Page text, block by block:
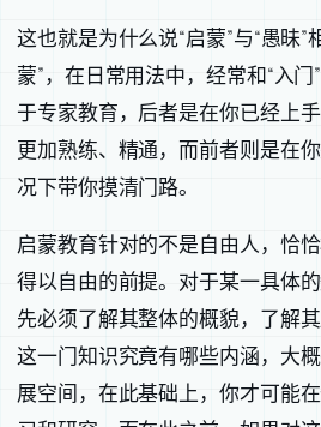
这也就是为什么说“启蒙”与“愚昧”
蒙”，在日常用法中，经常和“入
于专家教育，后者是在你已经上
更加熟练、精通，而前者则是在
况下带你摸清门路。
启蒙教育针对的不是自由人，恰
得以自由的前提。对于某一具体
先必须了解其整体的概貌，了解
这一门知识究竟有哪些内涵，大
展空间，在此基础上，你才可能